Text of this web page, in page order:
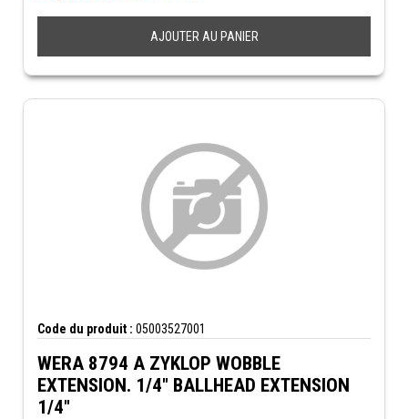
AJOUTER AU PANIER
Code du produit : 05003527001
WERA 8794 A ZYKLOP WOBBLE
EXTENSION. 1/4" BALLHEAD EXTENSION
1/4"